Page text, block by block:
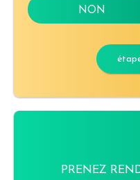
PRENEZ